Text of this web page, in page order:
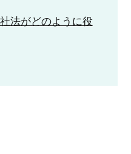
法がどのように役